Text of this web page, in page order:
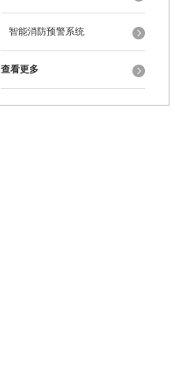
智能消防预警系统
查看更多